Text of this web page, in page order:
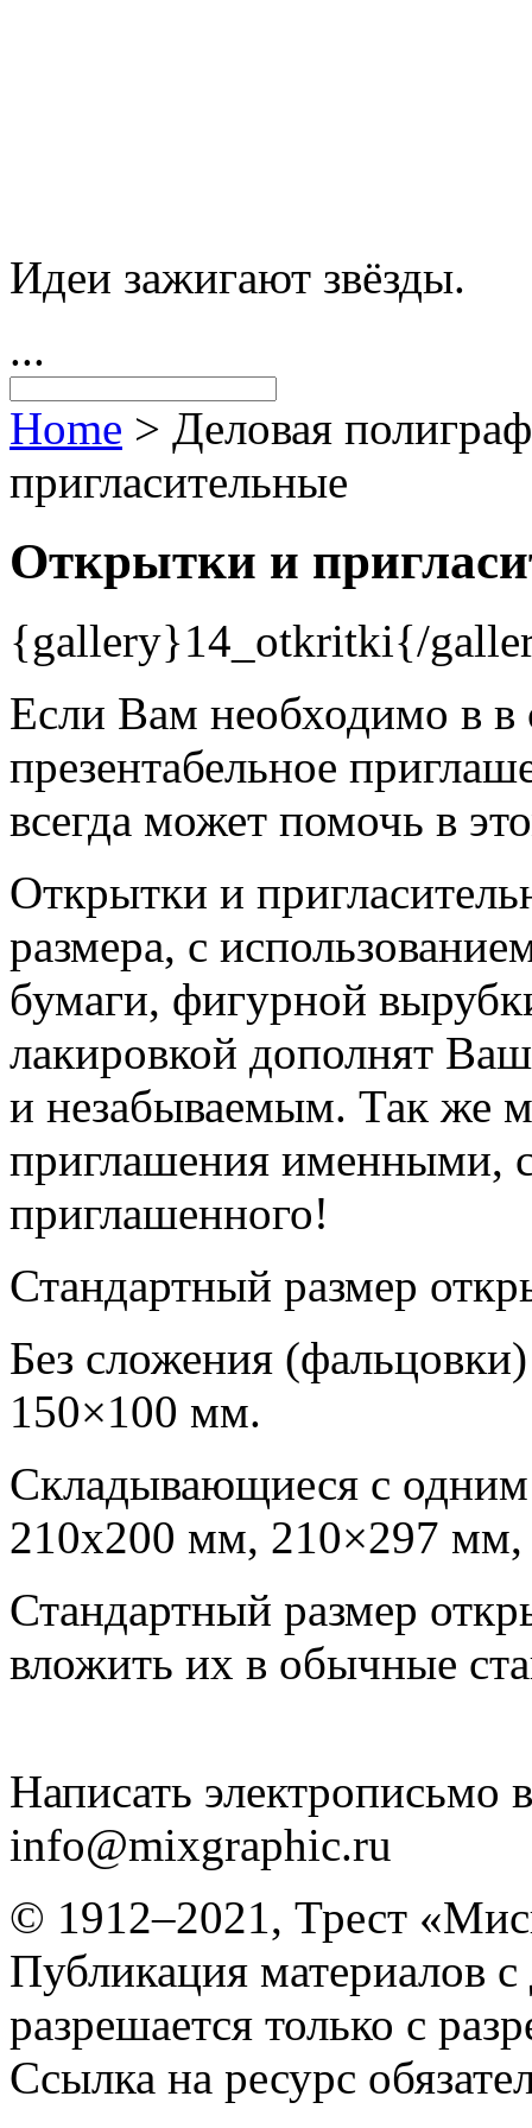
Идеи зажигают звёзды.
...
Home > Деловая
пригласительные
Открытки и
{gallery}14_otkritki{/
Если Вам необходимо в в
презентабельное
всегда может помочь в
Открытки и
размера, с
бумаги, фигурной
лакировкой дополнят
и незабываемым. Так же
приглашения именными,
приглашенного!
Стандартный размер
Без сложения
150×100 мм.
Складывающиеся с
210х200 мм, 210×297
Стандартный размер
вложить их в обычные
Написать электрописьмо
info@mixgraphic.ru
© 1912–2021, Трест
Публикация материалов
разрешается только с
Ссылка на ресурс